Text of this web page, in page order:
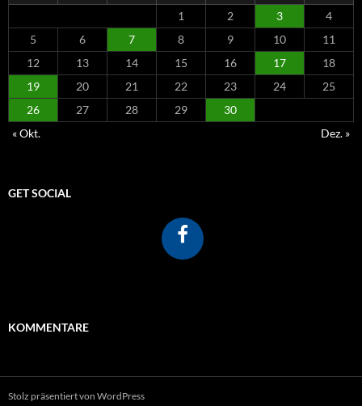
1
2 3
4
5
6 7 8 9 10
11
12
13 14 15 16 17
18
19
20 21 22 23 24
25
26
27 28 29
30
« Okt.
Dez. »
GET SOCIAL
KOMMENTARE
Stolz präsentiert von WordPress